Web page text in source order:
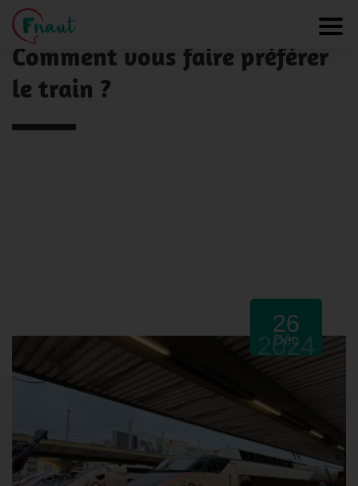
Panneau de gestion des cookies
NOS ACTUALITÉS
Comment vous faire préférer
le train ?
26
Déc
2024